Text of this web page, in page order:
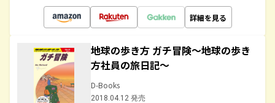
詳細を見る
地球の歩き方 ガチ冒険～地球の歩き
方社員の旅日記～
D-Books
2018.04.12 発売